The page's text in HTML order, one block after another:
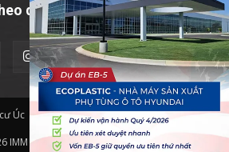
dõi chúng tôi
Úc
Quốc Tịch Châu Âu
IMM Group | Thiết kế website bởiIMM BDA.